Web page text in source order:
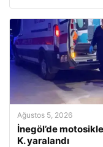
Ağustos 5, 2026
İnegöl’de
K. yaralandı